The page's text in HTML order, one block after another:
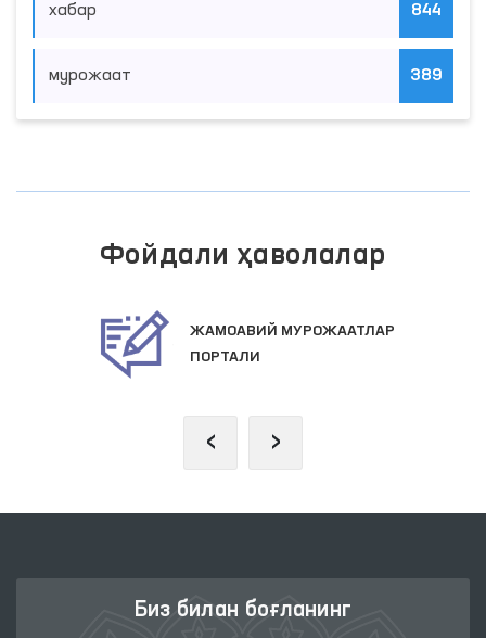
хабар 844
мурожаат 389
Фойдали ҳаволалар
ЖАМОАВИЙ МУРОЖААТЛАР
ПОРТАЛИ
‹ ›
Биз билан боғланинг